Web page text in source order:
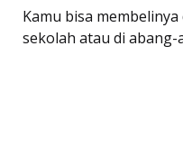
Kamu bisa
sekolah atau di